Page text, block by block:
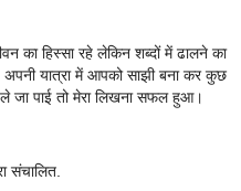
का हिस्सा रहे लेकिन शब्दों में ढालने का
यात्रा में आपको साझी बना कर कुछ
ले जा पाई तो मेरा लिखना सफल हुआ।
संचालित.